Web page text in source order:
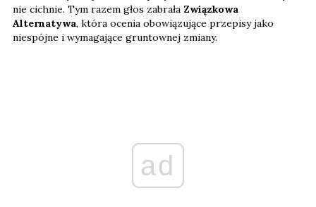
nie cichnie. Tym razem głos zabrała Związkowa
Alternatywa, która ocenia obowiązujące przepisy jako
niespójne i wymagające gruntownej zmiany.
ad